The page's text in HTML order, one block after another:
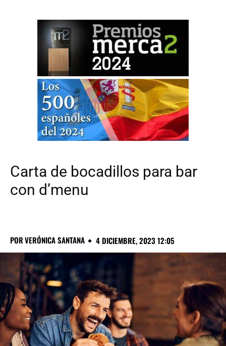
Carta de bocadillos para bar
con d’menu
PORVERÓNICA SANTANA 4 DICIEMBRE, 2023 12:05